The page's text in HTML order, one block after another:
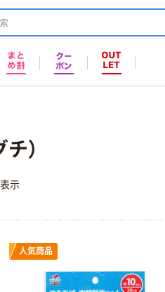
）
示
人気商品